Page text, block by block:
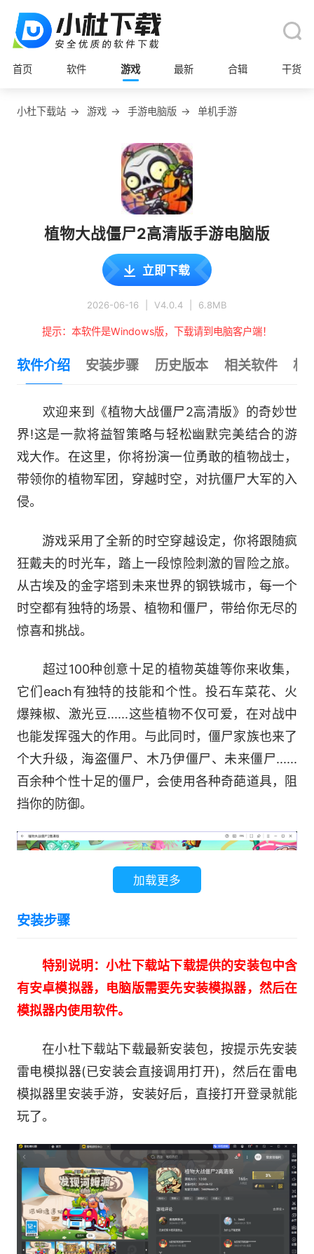
首页 软件 游戏 最新 合辑 干货
小杜下载站 → 游戏 → 手游电脑版 → 单机手游
植物大战僵尸2高清版手游电脑版
立即下载
2026-06-16 V4.0.4 6.8MB
提示：本软件是Windows版，下载请到电脑客户端！
软件介绍 安装步骤 历史版本 相关软件 相
欢迎来到《植物大战僵尸2高清版》的奇妙世
界!这是一款将益智策略与轻松幽默完美结合的游
戏大作。在这里，你将扮演一位勇敢的植物战士，
带领你的植物军团，穿越时空，对抗僵尸大军的入
侵。
游戏采用了全新的时空穿越设定，你将跟随疯
狂戴夫的时光车，踏上一段惊险刺激的冒险之旅。
从古埃及的金字塔到未来世界的钢铁城市，每一个
时空都有独特的场景、植物和僵尸，带给你无尽的
惊喜和挑战。
超过100种创意十足的植物英雄等你来收集，
它们each有独特的技能和个性。投石车菜花、火
爆辣椒、激光豆......这些植物不仅可爱，在对战中
也能发挥强大的作用。与此同时，僵尸家族也来了
个大升级，海盗僵尸、木乃伊僵尸、未来僵尸......
百余种个性十足的僵尸，会使用各种奇葩道具，阻
挡你的防御。
新的多人游戏玩法。你可以在生存模式中挑战自
我，在对战模式中与好友一决高下，或者在团队模
式中并肩作战，共同抵御僵尸大军的进攻。
加上无穷无尽的游戏内容，《植物大战僵尸2》带
你感受一场前所未有的脑力激荡和趣味体验。现
在，让我们一起踏上穿越时空的旅程，用智慧和勇
气打败僵尸，保卫我们美好的家园吧!
游戏介绍
加载更多
安装步骤
特别说明：小杜下载站下载提供的安装包中含
有安卓模拟器，电脑版需要先安装模拟器，然后在
模拟器内使用软件。
在小杜下载站下载最新安装包，按提示先安装
雷电模拟器(已安装会直接调用打开)，然后在雷电
模拟器里安装手游，安装好后，直接打开登录就能
玩了。